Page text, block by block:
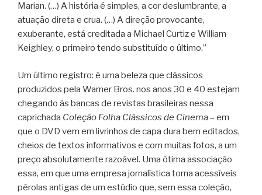
Marian. (…) A história é simples, a cor deslumbrante, a
atuação direta e crua. (…) A direção provocante,
exuberante, está creditada a Michael Curtiz e William
Keighley, o primeiro tendo substituído o último.”
Um último registro: é uma beleza que clássicos
produzidos pela Warner Bros. nos anos 30 e 40 estejam
chegando às bancas de revistas brasileiras nessa
caprichada Coleção Folha Clássicos de Cinema– em
que o DVD vem em livrinhos de capa dura bem editados,
cheios de textos informativos e com muitas fotos, a um
preço absolutamente razoável. Uma ótima associação
essa, em que uma empresa jornalística torna acessíveis
pérolas antigas de um estúdio que, sem essa coleção,